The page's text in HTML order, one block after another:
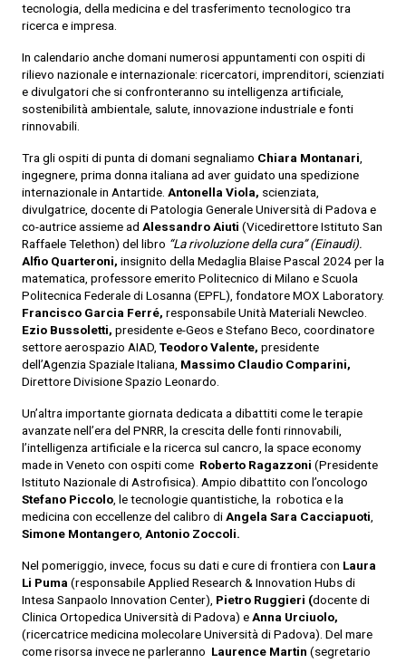
tecnologia, della medicina e del trasferimento tecnologico tra
ricerca e impresa.
In calendario anche domani numerosi appuntamenti con ospiti di
rilievo nazionale e internazionale: ricercatori, imprenditori, scienziati
e divulgatori che si confronteranno su intelligenza artificiale,
sostenibilità ambientale, salute, innovazione industriale e fonti
rinnovabili.
Tra gli ospiti di punta di domani segnaliamo Chiara Montanari
ingegnere, prima donna italiana ad aver guidato una spedizione
internazionale in Antartide. Antonella Viola, scienziata,
divulgatrice, docente di Patologia Generale Università di Padova e
co-autrice assieme ad Alessandro Aiuti (Vicedirettore Istituto San
Raffaele Telethon) del libro “La rivoluzione della cura” (Einaudi).
Alfio Quarteroni, insignito della Medaglia Blaise Pascal 2024 per la
matematica, professore emerito Politecnico di Milano e Scuola
Politecnica Federale di Losanna (EPFL), fondatore MOX Laboratory.
Francisco Garcia Ferré, responsabile Unità Materiali Newcleo.
Ezio Bussoletti, presidente e-Geos e Stefano Beco, coordinatore
settore aerospazio AIAD, Teodoro Valente, presidente
dell’Agenzia Spaziale Italiana, Massimo Claudio Comparini,
Direttore Divisione Spazio Leonardo.
Un’altra importante giornata dedicata a dibattiti come le terapie
avanzate nell’era del PNRR, la crescita delle fonti rinnovabili,
l’intelligenza artificiale e la ricerca sul cancro, la space economy
made in Veneto con ospiti come Roberto Ragazzoni (Presidente
Istituto Nazionale di Astrofisica). Ampio dibattito con l’oncologo
Stefano Piccolo , le tecnologie quantistiche, la robotica e la
medicina con eccellenze del calibro diAngela Sara Cacciapuoti
Simone Montangero Antonio Zoccoli.
Nel pomeriggio, invece, focus su dati e cure di frontiera con Laura
Li Puma (responsabile Applied Research & Innovation Hubs di
Intesa Sanpaolo Innovation Center), Pietro Ruggieri (docente di
Clinica Ortopedica Università di Padova) eAnna Urciuolo,
(ricercatrice medicina molecolare Università di Padova). Del mare
come risorsa invece ne parleranno Laurence Martin (segretario